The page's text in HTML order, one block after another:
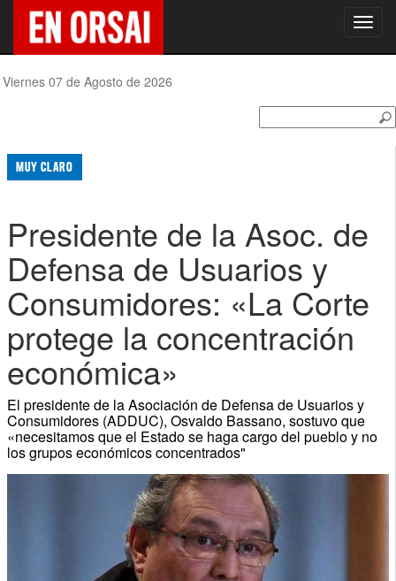
Viernes 07 de Agosto de 2026
MUY CLARO
Presidente de la Asoc. de
Defensa de Usuarios y
Consumidores: «La Corte
protege la concentración
económica»
El presidente de la Asociación de Defensa de Usuarios y
Consumidores (ADDUC), Osvaldo Bassano, sostuvo que
«necesitamos que el Estado se haga cargo del pueblo y no
los grupos económicos concentrados"